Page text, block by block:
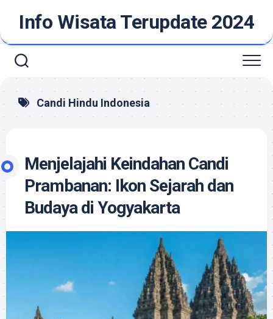
contentInfo Wisata Terupdate 2024
Candi Hindu Indonesia
Menjelajahi Keindahan Candi
Prambanan: Ikon Sejarah dan
Budaya di Yogyakarta